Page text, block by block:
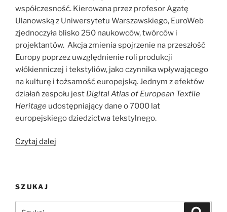
współczesność. Kierowana przez profesor Agatę
Ulanowską z Uniwersytetu Warszawskiego, EuroWeb
zjednoczyła blisko 250 naukowców, twórców i
projektantów. Akcja zmienia spojrzenie na przeszłość
Europy poprzez uwzględnienie roli produkcji
włókienniczej i tekstyliów, jako czynnika wpływającego
na kulturę i tożsamość europejską. Jednym z efektów
działań zespołu jest Digital Atlas of European Textile
Heritage udostępniający dane o 7000 lat
europejskiego dziedzictwa tekstylnego.
Czytaj dalej
włókienniczą
SZUKAJ